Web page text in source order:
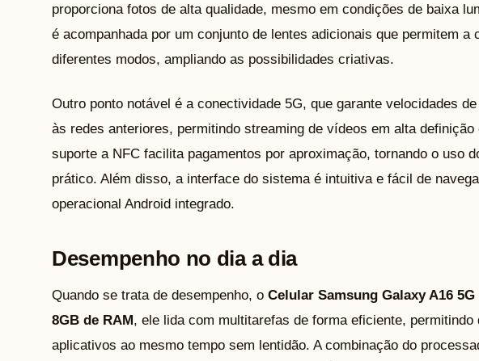
proporciona fotos de alta qualidade, mesmo em condições de baixa
é acompanhada por um conjunto de lentes adicionais que permitem a
diferentes modos, ampliando as possibilidades criativas.
Outro ponto notável é a conectividade 5G, que garante velocidades
às redes anteriores, permitindo streaming de vídeos em alta
suporte a NFC facilita pagamentos por aproximação, tornando o uso
prático. Além disso, a interface do sistema é intuitiva e fácil de
operacional Android integrado.
Desempenho no dia a dia
Quando se trata de desempenho, o Celular Samsung Galaxy A16 5G
8GB de RAM, ele lida com multitarefas de forma eficiente,
aplicativos ao mesmo tempo sem lentidão. A combinação do